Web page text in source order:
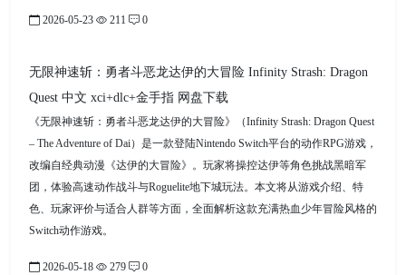
2026-05-23 211 0
无限神速斩：勇者斗恶龙达伊的大冒险 Infinity Strash: Dragon
Quest 中文 xci+dlc+金手指 网盘下载
《无限神速斩：勇者斗恶龙达伊的大冒险》（Infinity Strash: Dragon Quest
– The Adventure of Dai）是一款登陆Nintendo Switch平台的动作RPG游戏，
改编自经典动漫《达伊的大冒险》。玩家将操控达伊等角色挑战黑暗军
团，体验高速动作战斗与Roguelite地下城玩法。本文将从游戏介绍、特
色、玩家评价与适合人群等方面，全面解析这款充满热血少年冒险风格的
Switch动作游戏。
2026-05-18 279 0